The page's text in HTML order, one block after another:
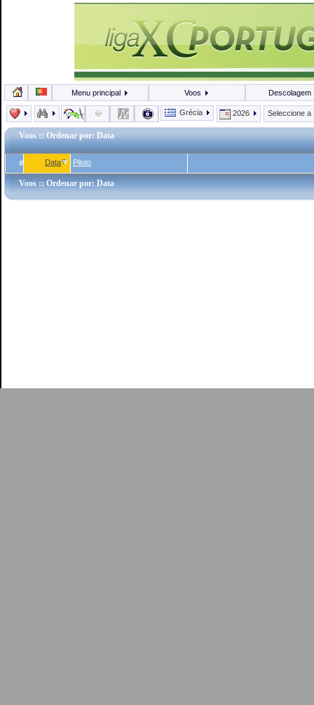
Menu principal Voos Descolagem
Grécia 2026 Seleccione
Voos :: Ordenar por: Data
# Data Piloto
Voos :: Ordenar por: Data